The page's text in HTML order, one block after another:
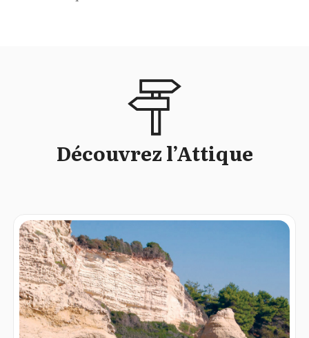
Découvrez l’Attique